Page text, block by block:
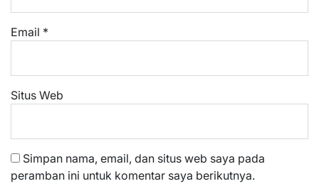
Email *
Situs Web
Simpan nama, email, dan situs web saya pada
peramban ini untuk komentar saya berikutnya.